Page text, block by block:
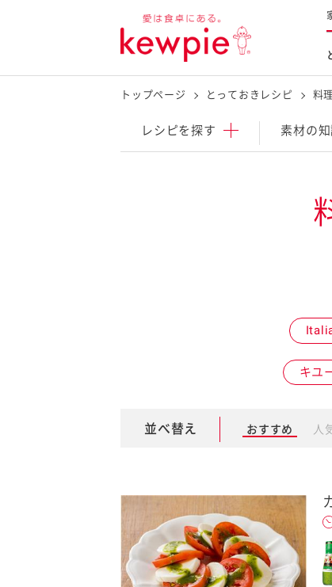
料理の素・調理ソース
サプリメントなど
ジャム、スプレッドなど
トップページ とっておきレシピ 料
レシピを探す 素材の
キユ
並べ替え おすすめ 人